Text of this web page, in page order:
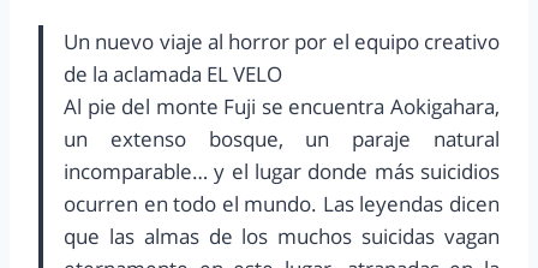
Un nuevo viaje al horror por el equipo creativo
de la aclamada EL VELO
Al pie del monte Fuji se encuentra Aokigahara,
un extenso bosque, un paraje natural
incomparable… y el lugar donde más suicidios
ocurren en todo el mundo. Las leyendas dicen
que las almas de los muchos suicidas vagan